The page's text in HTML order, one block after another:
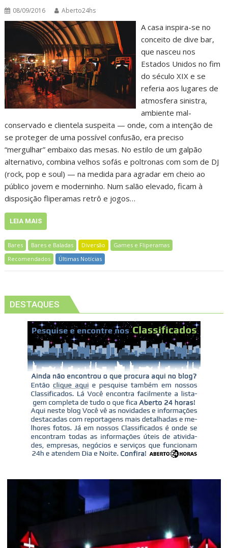
08/09/2016 Aberto24hs
A casa inspira-se no
conceito de dive bar,
que nasceu nos
Estados Unidos no fim
do século XIX e se
referia aos lugares de
atmosfera sinistra,
ambiente mal-
conservado e clientela suspeita — onde, com a intenção de
se proteger de uma possível confusão, era preciso
“mergulhar” embaixo das mesas. No estilo de um galpão
alternativo, combina velhos sofás e poltronas com som de DJ
(rock, pop e soul) — na medida para agradar em cheio ao
público jovem e moderninho. Num salão elevado, ficam à
disposição fliperamas retrô e jogos…
LEIA MAIS
Bares Bares e Baladas Diversão
Games e Fliperamas
Recomendados
Últimas Notícias
DESTAQUES